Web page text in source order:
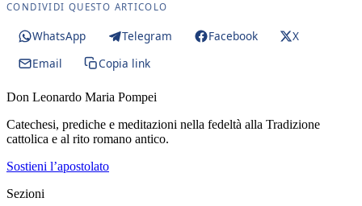
CONDIVIDI QUESTO ARTICOLO
WhatsApp Telegram Facebook
X
Email
Copia link
Don Leonardo Maria Pompei
Catechesi, prediche e meditazioni nella fedeltà alla Tradizione
cattolica e al rito romano antico.
Sostieni l’apostolato
Sezioni